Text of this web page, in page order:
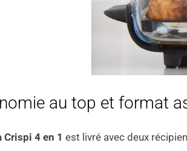
au top et format
Crispi 4 en 1 est livré avec deux